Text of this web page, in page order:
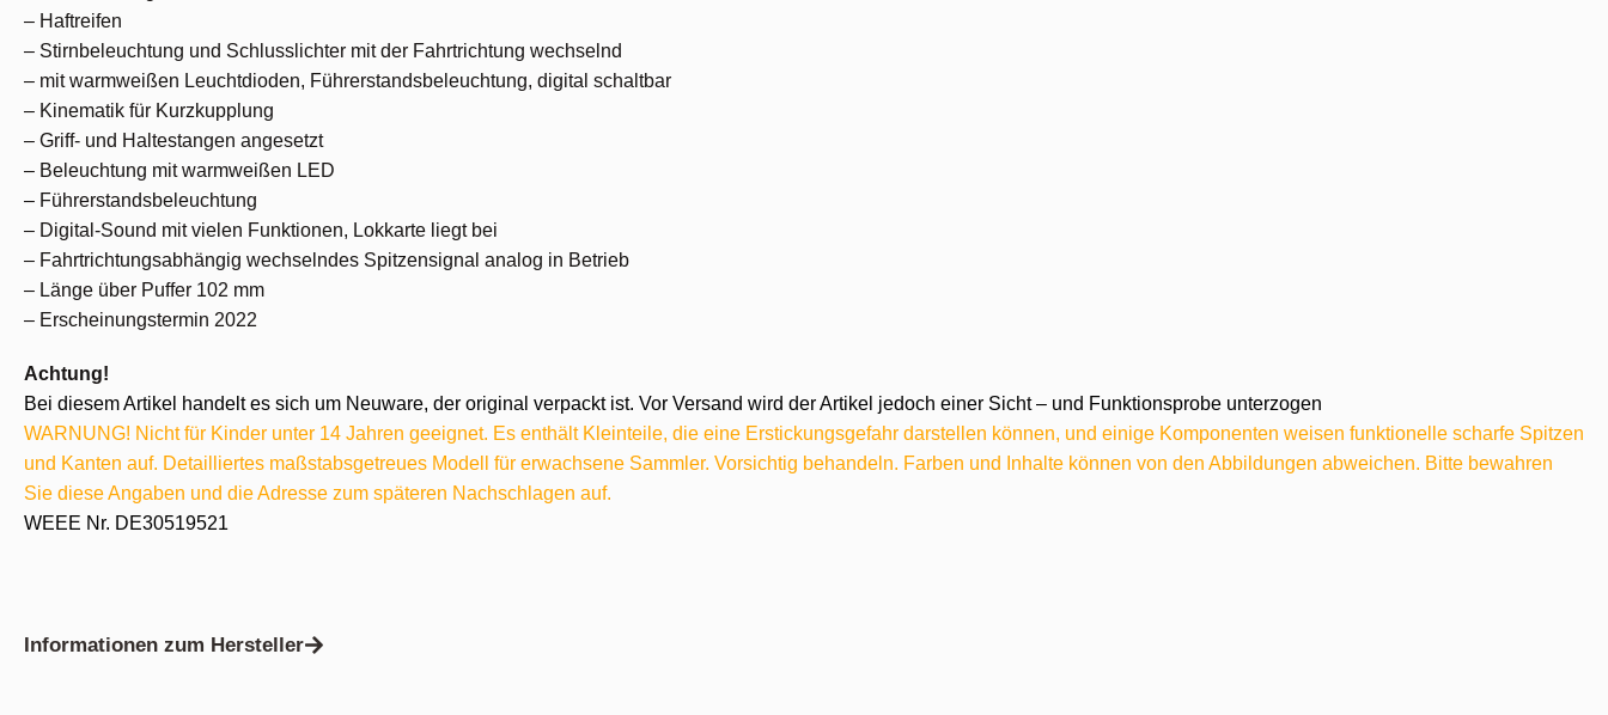
– Haftreifen
– Stirnbeleuchtung und Schlusslichter mit der Fahrtrichtung wechselnd
– mit warmweißen Leuchtdioden, Führerstandsbeleuchtung, digital schaltbar
– Kinematik für Kurzkupplung
– Griff- und Haltestangen angesetzt
– Beleuchtung mit warmweißen LED
– Führerstandsbeleuchtung
– Digital-Sound mit vielen Funktionen, Lokkarte liegt bei
– Fahrtrichtungsabhängig wechselndes Spitzensignal analog in Betrieb
– Länge über Puffer 102 mm
– Erscheinungstermin 2022
Achtung!
Bei diesem Artikel handelt es sich um Neuware, der original verpackt ist. Vor Versand wird der Artikel jedoch einer Sicht – und Funktionsprobe unterzogen
WARNUNG! Nicht für Kinder unter 14 Jahren geeignet. Es enthält Kleinteile, die eine Erstickungsgefahr darstellen können, und einige Komponenten weisen funktionelle scharfe Spitzen
und Kanten auf. Detailliertes maßstabsgetreues Modell für erwachsene Sammler. Vorsichtig behandeln. Farben und Inhalte können von den Abbildungen abweichen. Bitte bewahren
Sie diese Angaben und die Adresse zum späteren Nachschlagen auf.
WEEE Nr. DE30519521
Informationen zum Hersteller